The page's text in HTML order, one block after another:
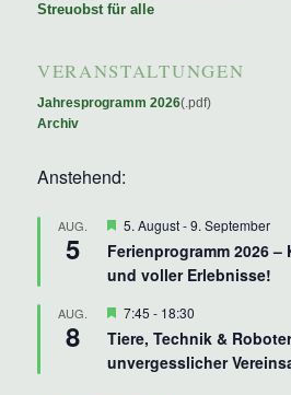
Streuobst für alle
VERANSTALTUNGEN
Jahresprogramm 2026(.pdf)
Archiv
Anstehend:
AUG.
5
Hervorgehoben
5. August-9. September
Ferienprogramm 2026
und voller Erlebnisse!
AUG.
8
Hervorgehoben
7:45 - 18:30
Tiere, Technik &
unvergesslicher